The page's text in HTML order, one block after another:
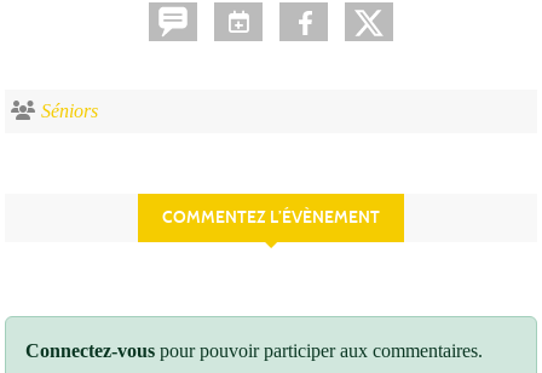
Séniors
COMMENTEZ L’ÉVÈNEMENT
Connectez-vous pour pouvoir participer aux commentaires.